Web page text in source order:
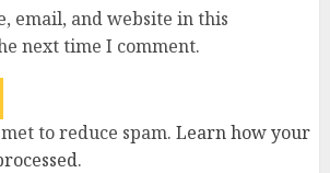
email, and website in this
next time I comment.
to reduce spam. Learn how your
.